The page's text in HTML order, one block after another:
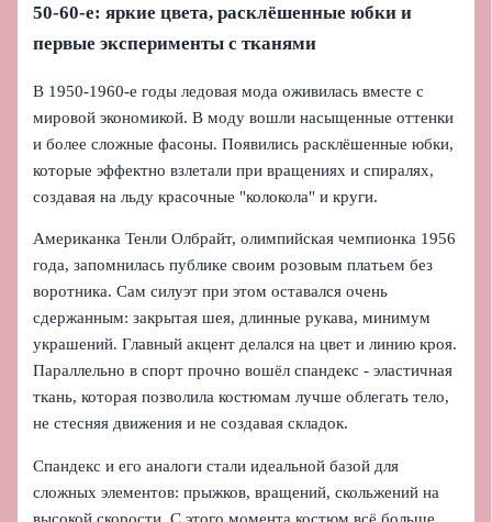
50-60-е: яркие цвета, расклёшенные юбки и
первые эксперименты с тканями
В 1950-1960-е годы ледовая мода оживилась вместе с
мировой экономикой. В моду вошли насыщенные оттенки
и более сложные фасоны. Появились расклёшенные юбки,
которые эффектно взлетали при вращениях и спиралях,
создавая на льду красочные "колокола" и круги.
Американка Тенли Олбрайт, олимпийская чемпионка 1956
года, запомнилась публике своим розовым платьем без
воротника. Сам силуэт при этом оставался очень
сдержанным: закрытая шея, длинные рукава, минимум
украшений. Главный акцент делался на цвет и линию кроя.
Параллельно в спорт прочно вошёл спандекс - эластичная
ткань, которая позволила костюмам лучше облегать тело,
не стесняя движения и не создавая складок.
Спандекс и его аналоги стали идеальной базой для
сложных элементов: прыжков, вращений, скольжений на